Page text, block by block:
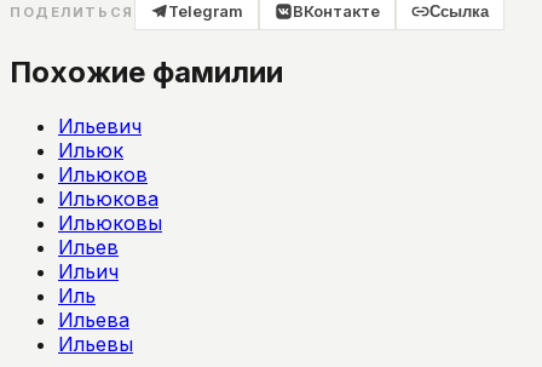
ПОДЕЛИТЬСЯ Telegram ВКонтакте Ссылка
Похожие фамилии
Ильевич
Ильюк
Ильюков
Ильюкова
Ильюковы
Ильев
Ильич
Иль
Ильева
Ильевы